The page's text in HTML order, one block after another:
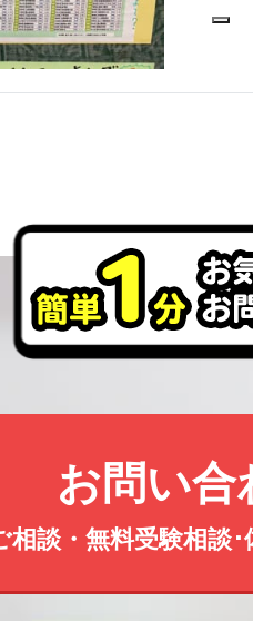
ギリ
東
お問い合
相談・無料受験相談･